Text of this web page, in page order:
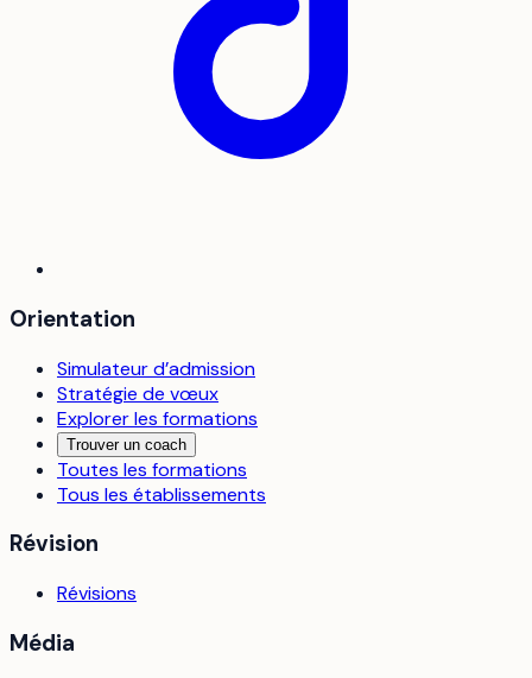
Orientation
Simulateur d’admission
Stratégie de vœux
Explorer les formations
Trouver un coach
Toutes les formations
Tous les établissements
Révision
Révisions
Média